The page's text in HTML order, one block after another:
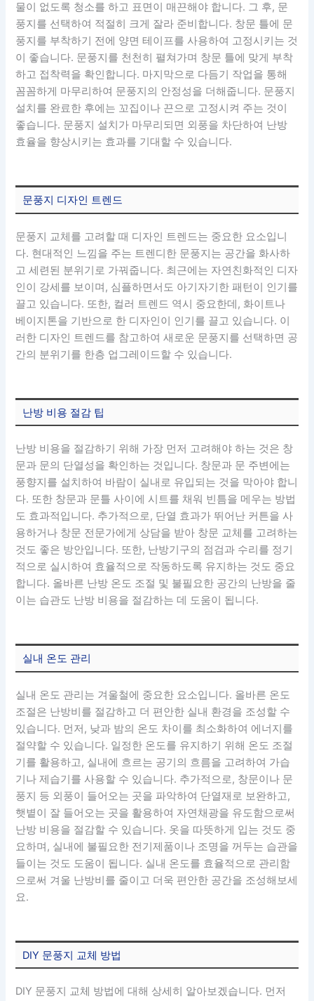
물이 없도록 청소를 하고 표면이 매끈해야 합니다. 그 후, 문
풍지를 선택하여 적절히 크게 잘라 준비합니다. 창문 틀에 문
풍지를 부착하기 전에 양면 테이프를 사용하여 고정시키는 것
이 좋습니다. 문풍지를 천천히 펼쳐가며 창문 틀에 맞게 부착
하고 접착력을 확인합니다. 마지막으로 다듬기 작업을 통해
꼼꼼하게 마무리하여 문풍지의 안정성을 더해줍니다. 문풍지
설치를 완료한 후에는 꼬집이나 끈으로 고정시켜 주는 것이
좋습니다. 문풍지 설치가 마무리되면 외풍을 차단하여 난방
효율을 향상시키는 효과를 기대할 수 있습니다.
문풍지 디자인 트렌드
문풍지 교체를 고려할 때 디자인 트렌드는 중요한 요소입니
다. 현대적인 느낌을 주는 트렌디한 문풍지는 공간을 화사하
고 세련된 분위기로 가꿔줍니다. 최근에는 자연친화적인 디자
인이 강세를 보이며, 심플하면서도 아기자기한 패턴이 인기를
끌고 있습니다. 또한, 컬러 트렌드 역시 중요한데, 화이트나
베이지톤을 기반으로 한 디자인이 인기를 끌고 있습니다. 이
러한 디자인 트렌드를 참고하여 새로운 문풍지를 선택하면 공
간의 분위기를 한층 업그레이드할 수 있습니다.
난방 비용 절감 팁
난방 비용을 절감하기 위해 가장 먼저 고려해야 하는 것은 창
문과 문의 단열성을 확인하는 것입니다. 창문과 문 주변에는
풍향지를 설치하여 바람이 실내로 유입되는 것을 막아야 합니
다. 또한 창문과 문틀 사이에 시트를 채워 빈틈을 메우는 방법
도 효과적입니다. 추가적으로, 단열 효과가 뛰어난 커튼을 사
용하거나 창문 전문가에게 상담을 받아 창문 교체를 고려하는
것도 좋은 방안입니다. 또한, 난방기구의 점검과 수리를 정기
적으로 실시하여 효율적으로 작동하도록 유지하는 것도 중요
합니다. 올바른 난방 온도 조절 및 불필요한 공간의 난방을 줄
이는 습관도 난방 비용을 절감하는 데 도움이 됩니다.
실내 온도 관리
실내 온도 관리는 겨울철에 중요한 요소입니다. 올바른 온도
조절은 난방비를 절감하고 더 편안한 실내 환경을 조성할 수
있습니다. 먼저, 낮과 밤의 온도 차이를 최소화하여 에너지를
절약할 수 있습니다. 일정한 온도를 유지하기 위해 온도 조절
기를 활용하고, 실내에 흐르는 공기의 흐름을 고려하여 가습
기나 제습기를 사용할 수 있습니다. 추가적으로, 창문이나 문
풍지 등 외풍이 들어오는 곳을 파악하여 단열재로 보완하고,
햇볕이 잘 들어오는 곳을 활용하여 자연채광을 유도함으로써
난방 비용을 절감할 수 있습니다. 옷을 따뜻하게 입는 것도 중
요하며, 실내에 불필요한 전기제품이나 조명을 꺼두는 습관을
들이는 것도 도움이 됩니다. 실내 온도를 효율적으로 관리함
으로써 겨울 난방비를 줄이고 더욱 편안한 공간을 조성해보세
요.
DIY 문풍지 교체 방법
DIY 문풍지 교체 방법에 대해 상세히 알아보겠습니다. 먼저